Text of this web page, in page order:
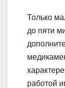
Только
до пяти
работой